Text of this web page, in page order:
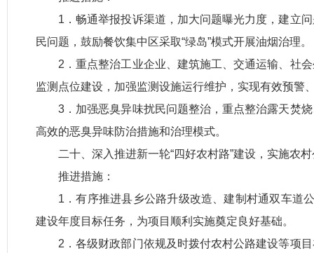
1．畅通举报投诉渠道，加大问题曝光力度，建立
民问题，鼓励餐饮集中区采取“绿岛”模式开展油烟治理。
2．重点整治工业企业、建筑施工、交通运输、社
监测点位建设，加强监测设施运行维护，实现有效预警
3．加强恶臭异味扰民问题整治，重点整治露天焚
高效的恶臭异味防治措施和治理模式。
二十、深入推进新一轮“四好农村路”建设，实施农
推进措施：
1．有序推进县乡公路升级改造、建制村通双车道
建设年度目标任务，为项目顺利实施奠定良好基础。
2．各级财政部门依规及时拨付农村公路建设等项